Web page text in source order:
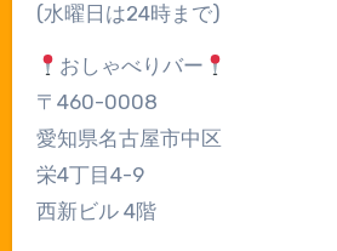
(水曜日は24時まで)
おしゃべりバー
〒460-0008
愛知県名古屋市中区
栄4丁目4-9
西新ビル 4階